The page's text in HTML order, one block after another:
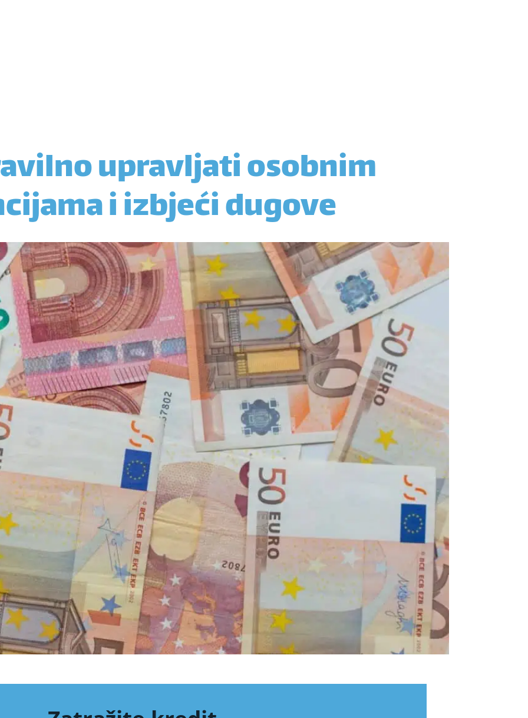
upravljati osobnim
i izbjeći dugove